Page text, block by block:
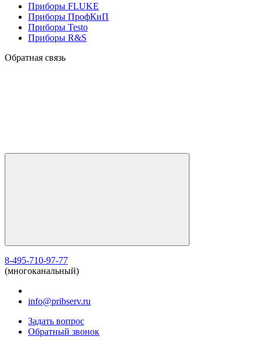
Приборы FLUKE
Приборы ПрофКиП
Приборы Testo
Приборы R&S
Обратная связь
8-495-710-97-77
(многоканальный)
info@pribserv.ru
Задать вопрос
Обратный звонок